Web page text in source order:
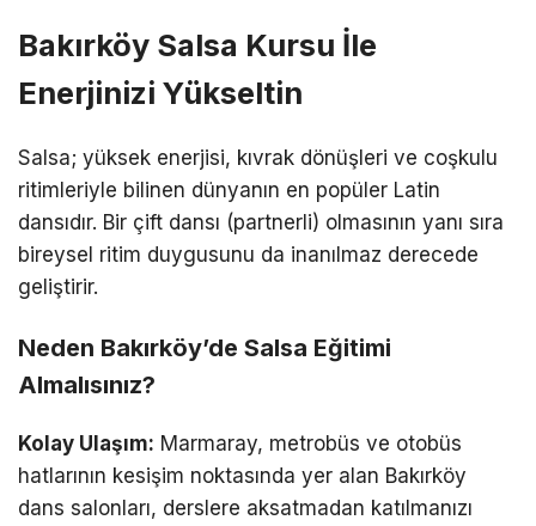
Bakırköy Salsa Kursu İle
Enerjinizi Yükseltin
Salsa; yüksek enerjisi, kıvrak dönüşleri ve coşkulu
ritimleriyle bilinen dünyanın en popüler Latin
dansıdır. Bir çift dansı (partnerli) olmasının yanı sıra
bireysel ritim duygusunu da inanılmaz derecede
geliştirir.
Neden Bakırköy’de Salsa Eğitimi
Almalısınız?
Kolay Ulaşım: Marmaray, metrobüs ve otobüs
hatlarının kesişim noktasında yer alan Bakırköy
dans salonları, derslere aksatmadan katılmanızı